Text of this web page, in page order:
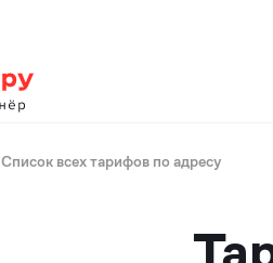
Список всех тарифов по адресу